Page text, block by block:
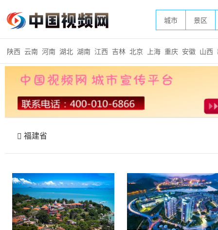
城市 景区
陕西 云南 河南 湖北 湖南 江西 吉林 北京 上海 重庆 安徽 山西
福建省